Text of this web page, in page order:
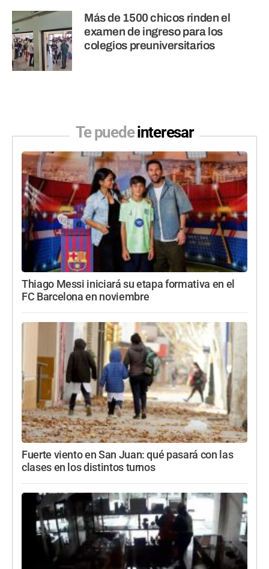
Más de 1500 chicos rinden el
examen de ingreso para los
colegios preuniversitarios
Te puedeinteresar
Thiago Messi iniciará su etapa formativa en el
FC Barcelona en noviembre
Fuerte viento en San Juan: qué pasará con las
clases en los distintos turnos